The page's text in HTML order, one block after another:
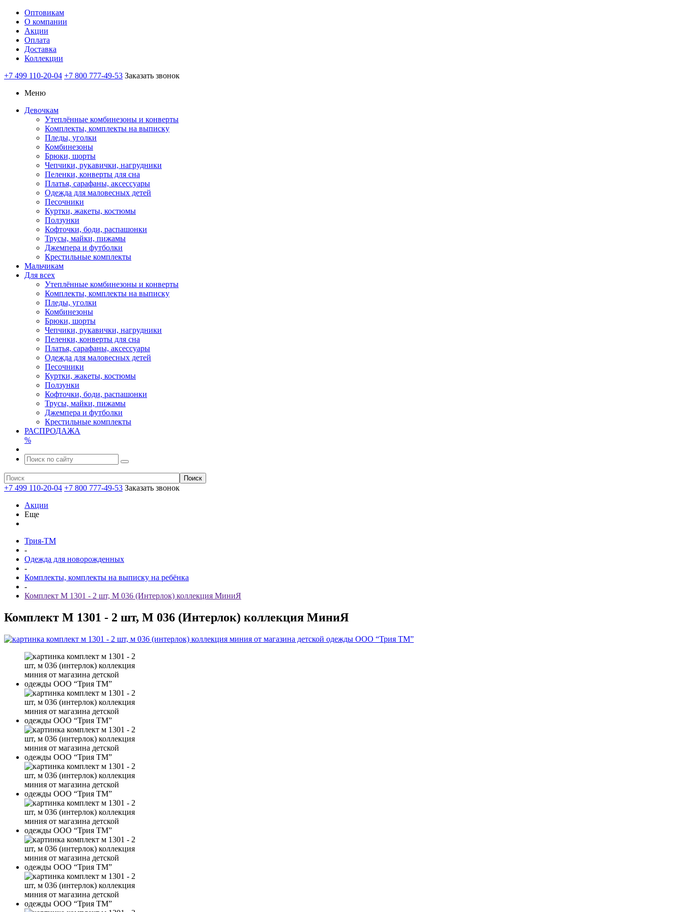
Оптовикам
О компании
Акции
Оплата
Доставка
Коллекции
+7 499 110-20-04 +7 800 777-49-53 Заказать звонок
Меню
Девочкам
Утеплённые комбинезоны и конверты
Комплекты, комплекты на выписку
Пледы, уголки
Комбинезоны
Брюки, шорты
Чепчики, рукавички, нагрудники
Пеленки, конверты для сна
Платья, сарафаны, аксессуары
Одежда для маловесных детей
Песочники
Куртки, жакеты, костюмы
Ползунки
Кофточки, боди, распашонки
Трусы, майки, пижамы
Джемпера и футболки
Крестильные комплекты
Мальчикам
Для всех
Утеплённые комбинезоны и конверты
Комплекты, комплекты на выписку
Пледы, уголки
Комбинезоны
Брюки, шорты
Чепчики, рукавички, нагрудники
Пеленки, конверты для сна
Платья, сарафаны, аксессуары
Одежда для маловесных детей
Песочники
Куртки, жакеты, костюмы
Ползунки
Кофточки, боди, распашонки
Трусы, майки, пижамы
Джемпера и футболки
Крестильные комплекты
РАСПРОДАЖА
%
+7 499 110-20-04 +7 800 777-49-53 Заказать звонок
Акции
Еще
Трия-ТМ
-
Одежда для новорожденных
-
Комплекты, комплекты на выписку на ребёнка
-
Комплект М 1301 - 2 шт, М 036 (Интерлок) коллекция МиниЯ
Комплект М 1301 - 2 шт, М 036 (Интерлок) коллекция МиниЯ